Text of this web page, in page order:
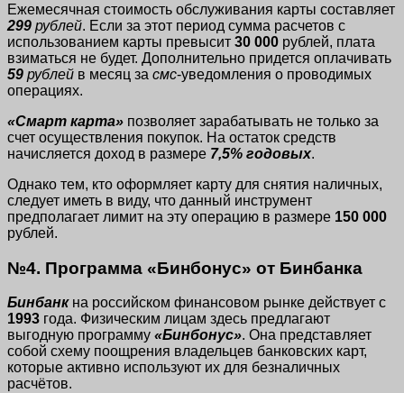
Ежемесячная стоимость обслуживания карты составляет
299 рублей. Если за этот период сумма расчетов с
использованием карты превысит 30 000 рублей, плата
взиматься не будет. Дополнительно придется оплачивать
59 рублей в месяц за смс-уведомления о проводимых
операциях.
«Смарт карта» позволяет зарабатывать не только за
счет осуществления покупок. На остаток средств
начисляется доход в размере 7,5% годовых.
Однако тем, кто оформляет карту для снятия наличных,
следует иметь в виду, что данный инструмент
предполагает лимит на эту операцию в размере 150 000
рублей.
№4. Программа «Бинбонус» от Бинбанка
Бинбанкна российском финансовом рынке действует с
1993 года. Физическим лицам здесь предлагают
выгодную программу «Бинбонус». Она представляет
собой схему поощрения владельцев банковских карт,
которые активно используют их для безналичных
расчётов.